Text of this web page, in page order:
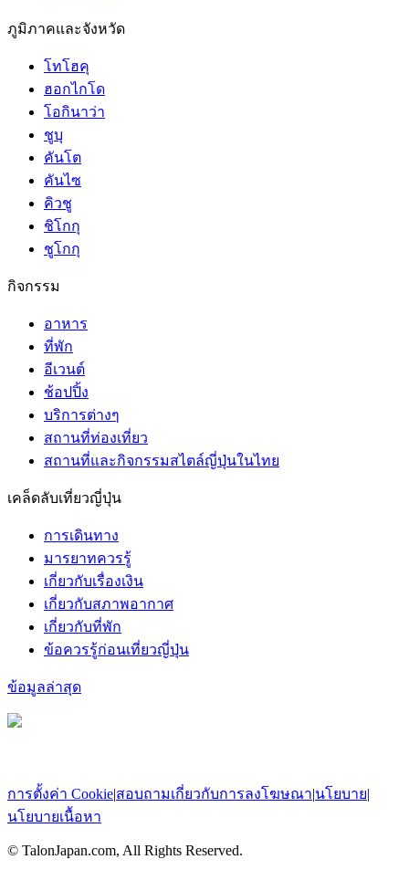
ภูมิภาคและจังหวัด
โทโฮคุ
ฮอกไกโด
โอกินาว่า
ชูบุ
คันโต
คันไซ
คิวชู
ชิโกกุ
ชูโกกุ
กิจกรรม
อาหาร
ที่พัก
อีเวนต์
ช้อปปิ้ง
บริการต่างๆ
สถานที่ท่องเที่ยว
สถานที่และกิจกรรมสไตล์ญี่ปุ่นในไทย
เคล็ดลับเที่ยวญี่ปุ่น
การเดินทาง
มารยาทควรรู้
เกี่ยวกับเรื่องเงิน
เกี่ยวกับสภาพอากาศ
เกี่ยวกับที่พัก
ข้อควรรู้ก่อนเที่ยวญี่ปุ่น
ข้อมูลล่าสุด
การตั้งค่า Cookie|สอบถามเกี่ยวกับการลงโฆษณา|นโยบาย|
นโยบายเนื้อหา
© TalonJapan.com, All Rights Reserved.